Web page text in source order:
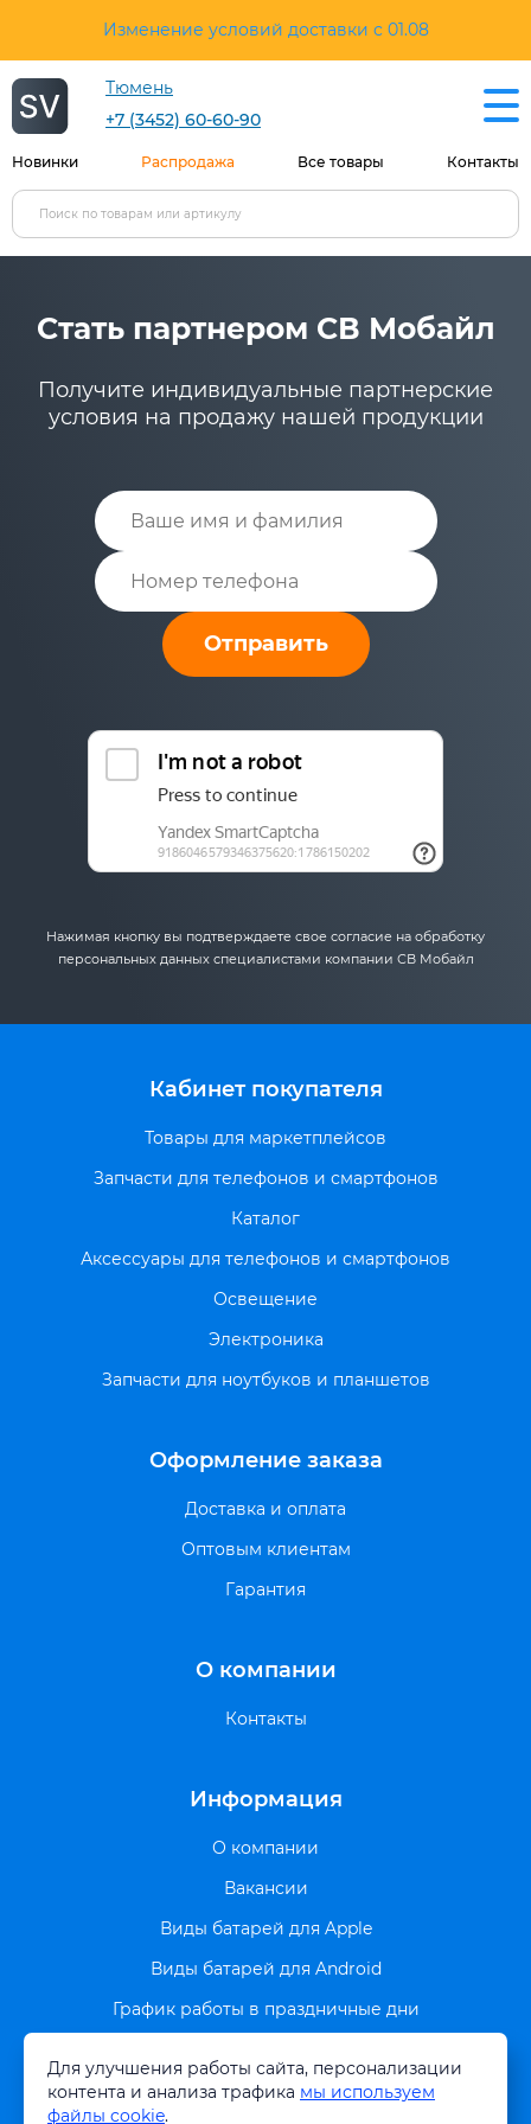
Изменение условий доставки с 01.08
Тюмень
+7 (3452) 60-60-90
Новинки Распродажа Все товары Контакты
Стать партнером СВ Мобайл
Получите индивидуальные партнерские
условия на продажу нашей продукции
Отправить
Нажимая кнопку вы подтверждаете свое согласие на обработку
персональных данных специалистами компании СВ Мобайл
Кабинет покупателя
Товары для маркетплейсов
Запчасти для телефонов и смартфонов
Каталог
Аксессуары для телефонов и смартфонов
Освещение
Электроника
Запчасти для ноутбуков и планшетов
Оформление заказа
Доставка и оплата
Оптовым клиентам
Гарантия
О компании
Контакты
Информация
О компании
Вакансии
Виды батарей для Apple
Виды батарей для Android
График работы в праздничные дни
Услуги
Для улучшения работы сайта, персонализации
контента и анализа трафика мы используем
файлы cookie.